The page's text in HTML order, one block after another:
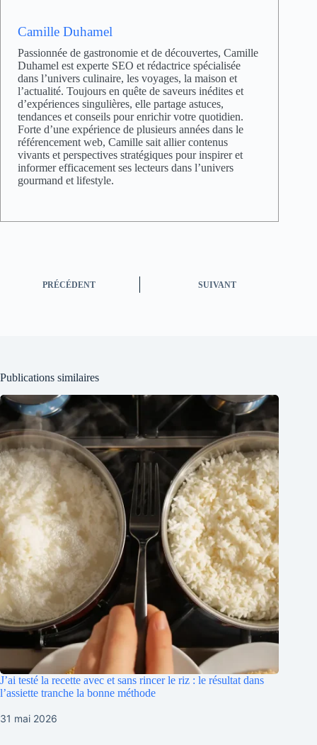
Camille Duhamel
Passionnée de gastronomie et de découvertes, Camille
Duhamel est experte SEO et rédactrice spécialisée
dans l’univers culinaire, les voyages, la maison et
l’actualité. Toujours en quête de saveurs inédites et
d’expériences singulières, elle partage astuces,
tendances et conseils pour enrichir votre quotidien.
Forte d’une expérience de plusieurs années dans le
référencement web, Camille sait allier contenus
vivants et perspectives stratégiques pour inspirer et
informer efficacement ses lecteurs dans l’univers
gourmand et lifestyle.
PRÉCÉDENT SUIVANT
Publications similaires
J’ai testé la recette avec et sans rincer le riz : le résultat dans
l’assiette tranche la bonne méthode
31 mai 2026